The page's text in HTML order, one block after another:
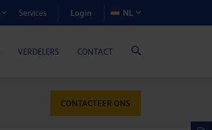
Services Login NL
VERDELERS CONTACT
CONTACTEER ONS